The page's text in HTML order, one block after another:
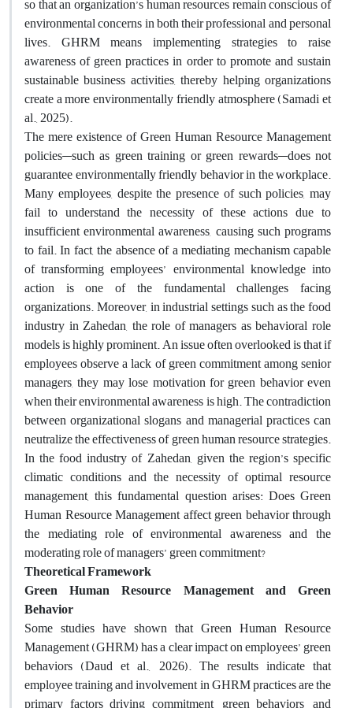
environmental concerns in both their professional and personal
lives. GHRM means implementing strategies to raise
awareness of green practices in order to promote and sustain
sustainable business activities, thereby helping organizations
create a more environmentally friendly atmosphere (Samadi et
al., 2025).
The mere existence of Green Human Resource Management
policies—such as green training or green rewards—does not
guarantee environmentally friendly behavior in the workplace.
Many employees, despite the presence of such policies, may
fail to understand the necessity of these actions due to
insufficient environmental awareness, causing such programs
to fail. In fact, the absence of a mediating mechanism capable
of transforming employees’ environmental knowledge into
action is one of the fundamental challenges facing
organizations. Moreover, in industrial settings such as the food
industry in Zahedan, the role of managers as behavioral role
models is highly prominent. An issue often overlooked is that if
employees observe a lack of green commitment among senior
managers, they may lose motivation for green behavior even
when their environmental awareness is high. The contradiction
between organizational slogans and managerial practices can
neutralize the effectiveness of green human resource strategies.
In the food industry of Zahedan, given the region’s specific
climatic conditions and the necessity of optimal resource
management, this fundamental question arises: Does Green
Human Resource Management affect green behavior through
the mediating role of environmental awareness and the
moderating role of managers’ green commitment?
Theoretical Framework
Green Human Resource Management and Green
Behavior
Some studies have shown that Green Human Resource
Management (GHRM) has a clear impact on employees’ green
behaviors (Daud et al., 2026). The results indicate that
employee training and involvement in GHRM practices are the